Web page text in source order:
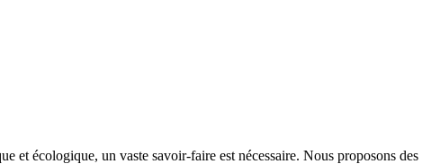
et écologique, un vaste savoir-faire est nécessaire. Nous proposons des